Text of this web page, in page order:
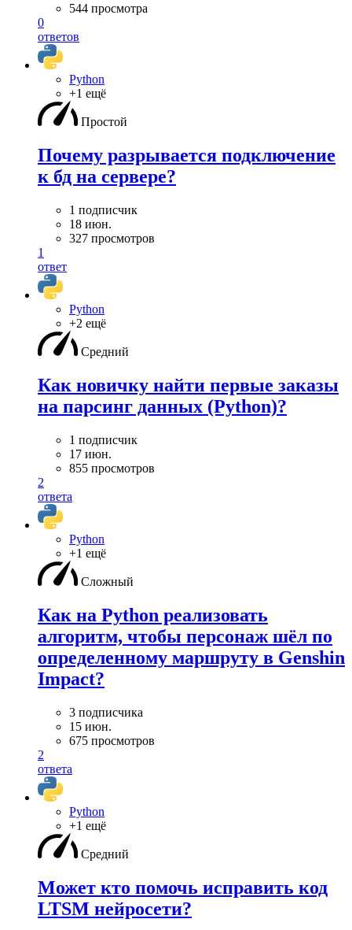
544 просмотра
0
ответов
Python
+1 ещё
Простой
Почему разрывается подключение
к бд на сервере?
1 подписчик
18 июн.
327 просмотров
1
ответ
Python
+2 ещё
Средний
Как новичку найти первые заказы
на парсинг данных (Python)?
1 подписчик
17 июн.
855 просмотров
2
ответа
Python
+1 ещё
Сложный
Как на Python реализовать
алгоритм, чтобы персонаж шёл по
определенному маршруту в Genshin
Impact?
3 подписчика
15 июн.
675 просмотров
2
ответа
Python
+1 ещё
Средний
Может кто помочь исправить код
LTSM нейросети?